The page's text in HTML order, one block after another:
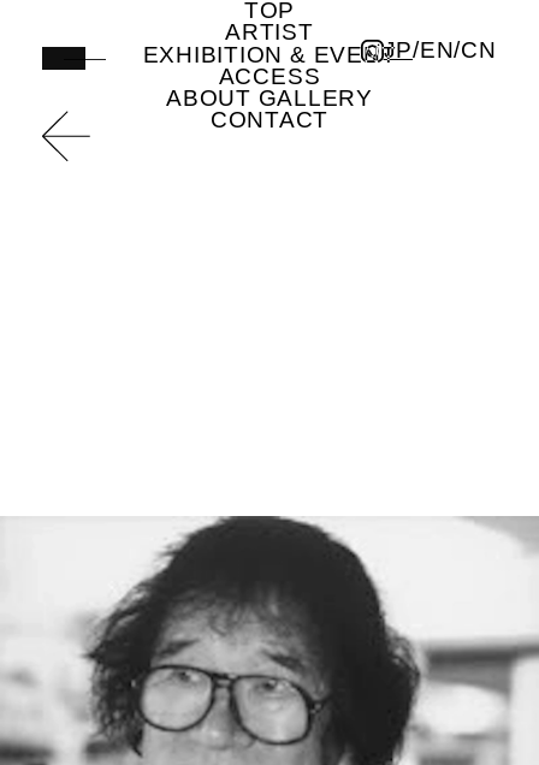
undefined | Artist | ICHION CONTEMPORARY
TOP
ARTIST
EXHIBITION & EVENT
ACCESS
ABOUT GALLERY
CONTACT
JP/EN/CN
元永定正